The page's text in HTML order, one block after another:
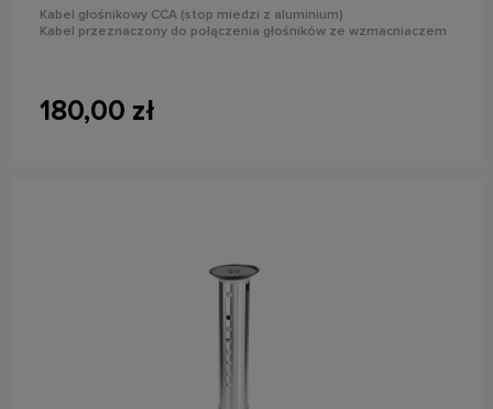
Kabel głośnikowy CCA (stop miedzi z aluminium)
Kabel przeznaczony do połączenia głośników ze wzmacniaczem
180,00 zł